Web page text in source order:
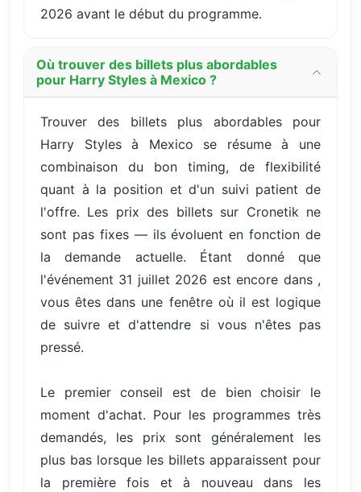
2026 avant le début du programme.
Où trouver des billets plus abordables
pour Harry Styles à Mexico ?
Trouver des billets plus abordables pour
Harry Styles à Mexico se résume à une
combinaison du bon timing, de flexibilité
quant à la position et d'un suivi patient de
l'offre. Les prix des billets sur Cronetik ne
sont pas fixes — ils évoluent en fonction de
la demande actuelle. Étant donné que
l'événement 31 juillet 2026 est encore dans ,
vous êtes dans une fenêtre où il est logique
de suivre et d'attendre si vous n'êtes pas
pressé.
Le premier conseil est de bien choisir le
moment d'achat. Pour les programmes très
demandés, les prix sont généralement les
plus bas lorsque les billets apparaissent pour
la première fois et à nouveau dans les